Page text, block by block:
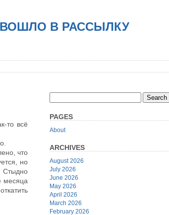
ВОШЛО В РАССЫЛКУ
то всё
что
но
Стыдно
месяца
PAGES
About
ARCHIVES
August 2026
July 2026
June 2026
May 2026
April 2026
March 2026
February 2026